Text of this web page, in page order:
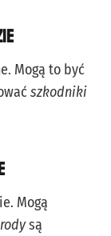
Mogą to być
szkodniki
Mogą
są